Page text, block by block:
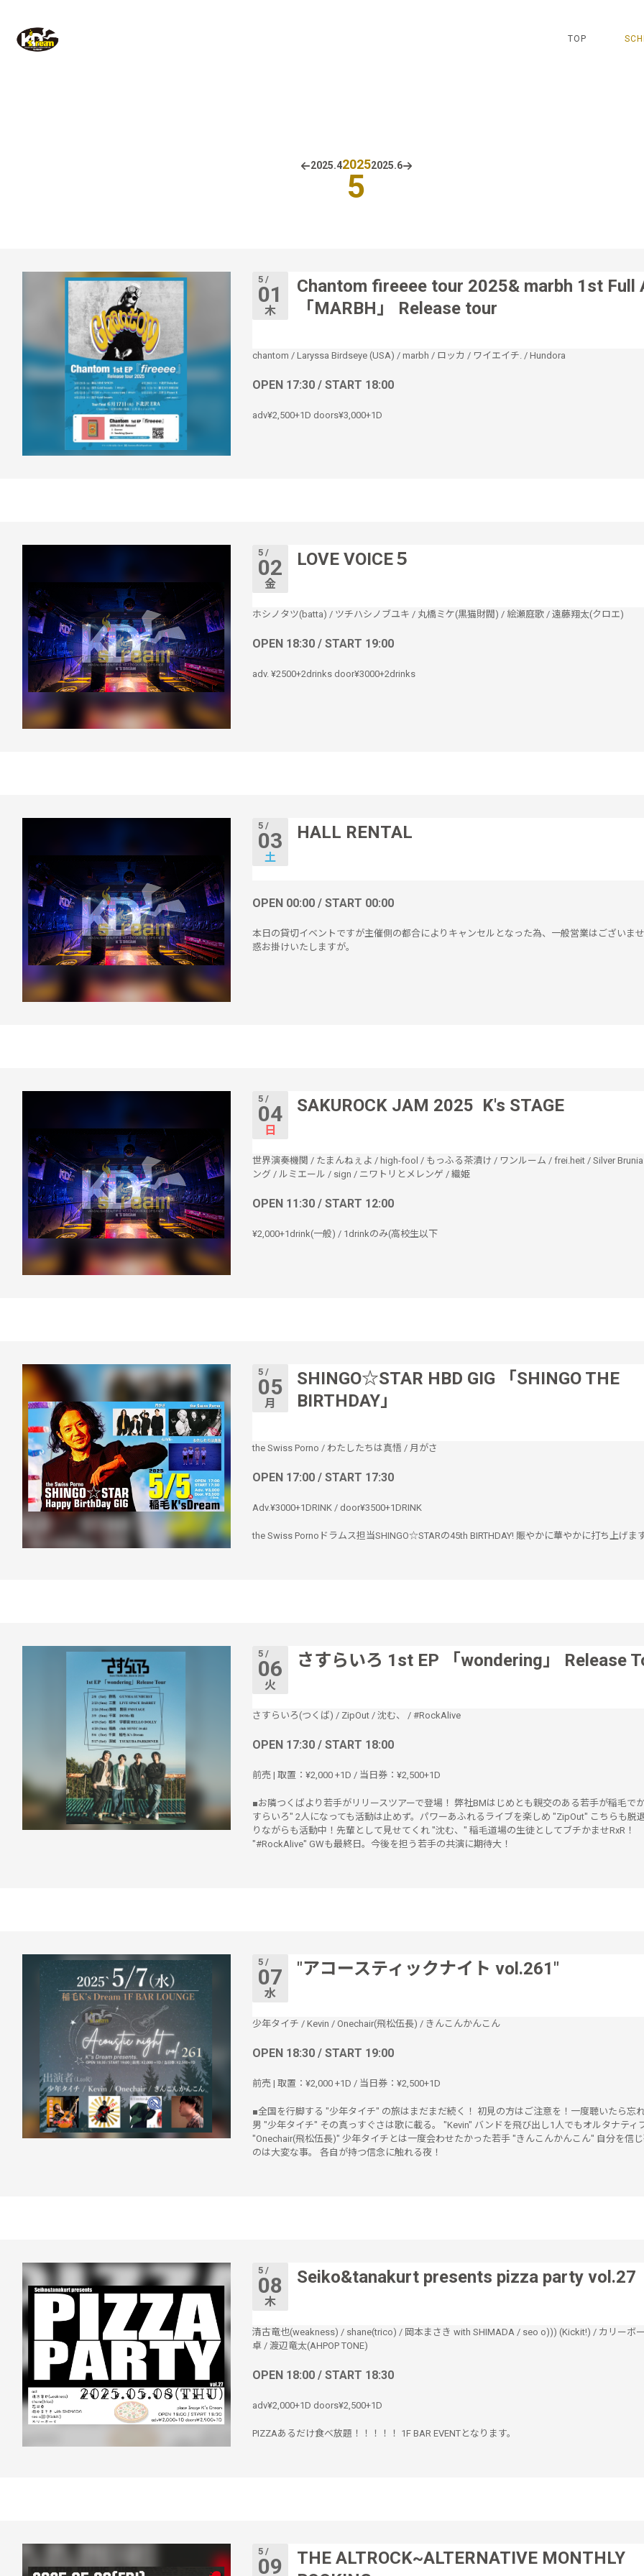
TOP
2025.42025
5
2025.6
5 /
01
木
Chantom fireeee tour 2025& marbh 1st Full
「MARBH」 Release tour
chantom / Laryssa Birdseye (USA) / marbh / ロッカ / ワイエイチ./ Hundora
OPEN 17:30 / START 18:00
adv¥2,500+1D doors¥3,000+1D
5 /
02
金
LOVE VOICE５
ホシノタツ(batta) / ツチハシノブユキ / 丸橋ミケ(黒猫財閥) / 絵瀬庭歌/ 遠藤翔太(クロエ)
OPEN 18:30 / START 19:00
adv. ¥2500+2drinks door¥3000+2drinks
5 /
03
土
HALL RENTAL
OPEN 00:00 / START 00:00
本日の貸切イベントですが主催側の都合によりキャンセルとなった為、一般営業はございま
惑お掛けいたしますが。
5 /
04
日
SAKUROCK JAM 2025 K's STAGE
世界演奏機関 / たまんねぇよ / high-fool / もっふる茶漬け / ワンルーム / frei.heit/ Silver Brunia
ング / ルミエール / sign / ニワトリとメレンゲ / 織姫
OPEN 11:30 / START 12:00
¥2,000+1drink(一般) / 1drinkのみ(高校生以下
5 /
05
月
SHINGO☆STAR HBD GIG 「SHINGO THE
BIRTHDAY」
the Swiss Porno / わたしたちは真悟 / 月がさ
OPEN 17:00 / START 17:30
Adv.¥3000+1DRINK / door¥3500+1DRINK
the Swiss Pornoドラムス担当SHINGO☆STARの45th BIRTHDAY! 賑やかに華やかに打ち上げま
5 /
06
火
さすらいろ 1st EP 「wondering」 Release
さすらいろ(つくば) / ZipOut/ 沈む、 / #RockAlive
OPEN 17:30 / START 18:00
前売 | 取置：¥2,000 +1D / 当日券：¥2,500+1D
■お隣つくばより若手がリリースツアーで登場！ 弊社BMはじめとも親交のある若手が稲毛で
すらいろ" 2人になっても活動は止めず。パワーあふれるライブを楽しめ "ZipOut" こちらも脱
りながらも活動中！先輩として見せてくれ "沈む、" 稲毛道場の生徒としてブチかませRxR！
"#RockAlive" GWも最終日。今後を担う若手の共演に期待大！
5 /
07
水
"アコースティックナイト vol.261"
少年タイチ / Kevin / Onechair(飛松伍長) / きんこんかんこん
OPEN 18:30 / START 19:00
前売 | 取置：¥2,000 +1D / 当日券：¥2,500+1D
■全国を行脚する "少年タイチ" の旅はまだまだ続く！ 初見の方はご注意を！一度聴いたら忘
男 "少年タイチ" その真っすぐさは歌に載る。 "Kevin" バンドを飛び出し1人でもオルタナティ
"Onechair(飛松伍長)" 少年タイチとは一度会わせたかった若手 "きんこんかんこん" 自分を信
のは大変な事。 各自が持つ信念に触れる夜！
5 /
08
木
Seiko&tanakurt presents pizza party vol.27
清古竜也(weakness) / shane(trico) / 岡本まさき with SHIMADA/ seo o))) (Kickit!) / カリーボ
卓/ 渡辺竜太(AHPOP TONE)
OPEN 18:00 / START 18:30
adv¥2,000+1D doors¥2,500+1D
PIZZAあるだけ食べ放題！！！！！ 1F BAR EVENTとなります。
5 /
09
THE ALTROCK~ALTERNATIVE MONTHLY